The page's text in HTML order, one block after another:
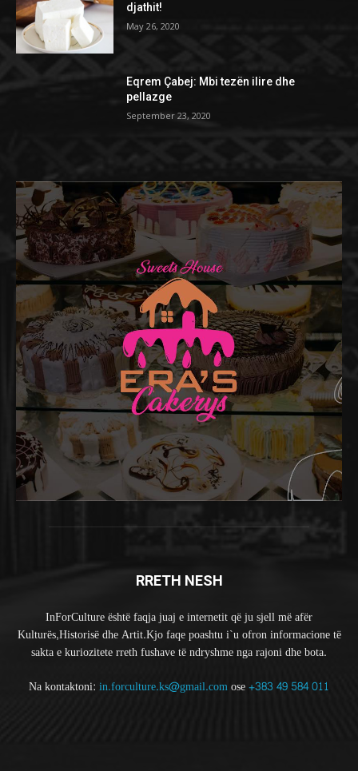
djathit!
May 26, 2020
Eqrem Çabej: Mbi tezën ilire dhe
pellazge
September 23, 2020
RRETH NESH
InForCulture është faqja juaj e internetit që ju sjell më afër
Kulturës,Historisë dhe Artit.Kjo faqe poashtu i`u ofron informacione të
sakta e kuriozitete rreth fushave të ndryshme nga rajoni dhe bota.
Na kontaktoni: in.forculture.ks@gmail.comose+383 49 584 011